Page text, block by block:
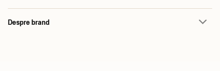
Despre brand